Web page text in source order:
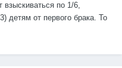
взыскиваться по 1/6,
детям от первого брака. То